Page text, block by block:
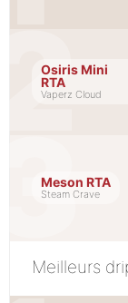
Osiris Mini
RTA
Vaperz Cloud
Meson RTA
Steam Crave
Meilleurs